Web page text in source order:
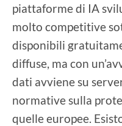
piattaforme di IA
molto competitive
disponibili
diffuse, ma con
dati avviene su
normative sulla
quelle europee.